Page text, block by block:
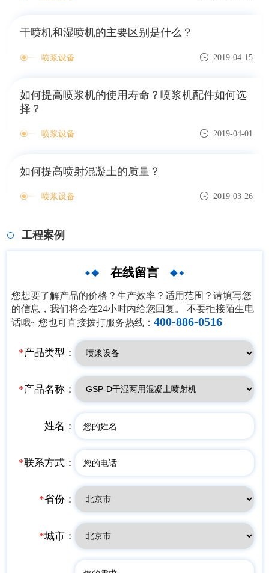
干喷机和湿喷机的主要区别是什么？
喷浆设备 2019-04-15
如何提高喷浆机的使用寿命？喷浆机配件如何选
择？
喷浆设备 2019-04-01
如何提高喷射混凝土的质量？
喷浆设备 2019-03-26
工程案例
在线留言
您想要了解产品的价格？生产效率？适用范围？请填写您
的信息，我们将会在24小时内给您回复。 不要拒接陌生电
话哦~ 您也可直接拨打服务热线：400-886-0516
*产品类型：
*产品名称：
姓名：
*联系方式：
*省份：
*城市：